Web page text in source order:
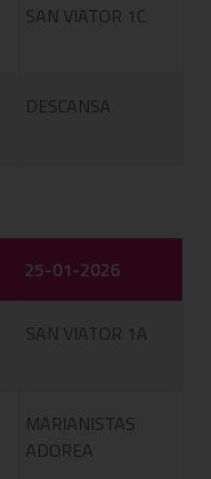
SAN VIATOR 1C
DESCANSA
25-01-2026
SAN VIATOR 1A
MARIANISTAS
ADOREA